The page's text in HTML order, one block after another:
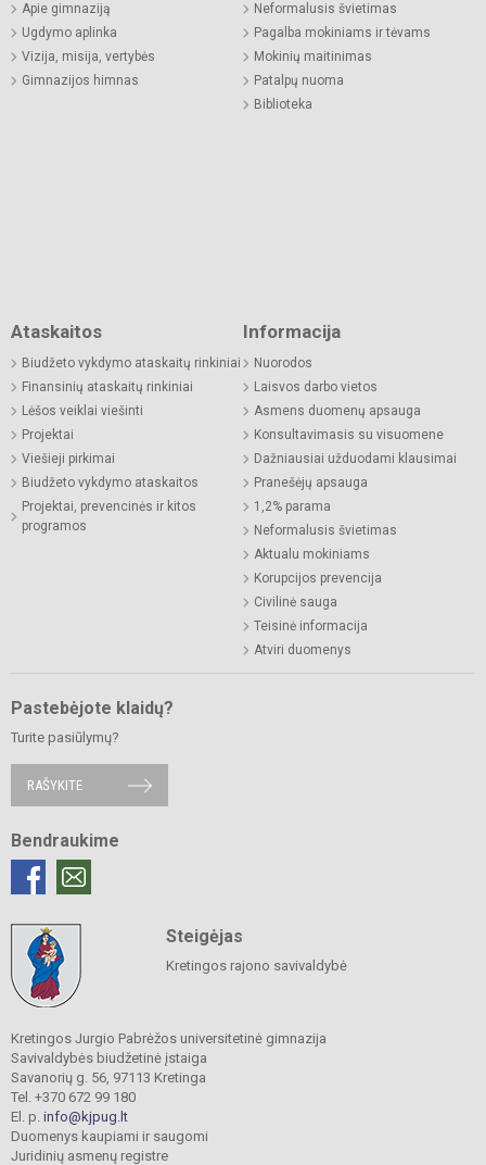
Apie gimnaziją
Ugdymo aplinka
Vizija, misija, vertybės
Gimnazijos himnas
Neformalusis švietimas
Pagalba mokiniams ir tėvams
Mokinių maitinimas
Patalpų nuoma
Biblioteka
Ataskaitos
Biudžeto vykdymo ataskaitų rinkiniai
Finansinių ataskaitų rinkiniai
Lėšos veiklai viešinti
Projektai
Viešieji pirkimai
Biudžeto vykdymo ataskaitos
Projektai, prevencinės ir kitos
programos
Informacija
Nuorodos
Laisvos darbo vietos
Asmens duomenų apsauga
Konsultavimasis su visuomene
Dažniausiai užduodami klausimai
Pranešėjų apsauga
1,2% parama
Neformalusis švietimas
Aktualu mokiniams
Korupcijos prevencija
Civilinė sauga
Teisinė informacija
Atviri duomenys
Pastebėjote klaidų?
Turite pasiūlymų?
RAŠYKITE
Bendraukime
Steigėjas
Kretingos rajono savivaldybė
Kretingos Jurgio Pabrėžos universitetinė gimnazija
Savivaldybės biudžetinė įstaiga
Savanorių g. 56, 97113 Kretinga
Tel. +370 672 99 180
El. p. info@kjpug.lt
Duomenys kaupiami ir saugomi
Juridinių asmenų registre